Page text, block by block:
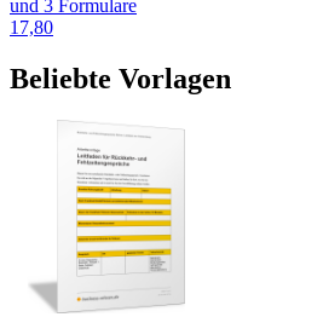
und 3 Formulare
17,80
Beliebte Vorlagen